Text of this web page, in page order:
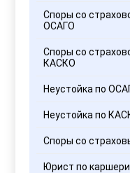
Споры со
ОСАГО
Споры со
КАСКО
Неустойка по
Неустойка по
Споры со
Юрист по